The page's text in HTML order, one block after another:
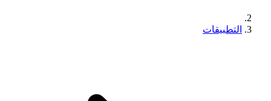
التطبيقات